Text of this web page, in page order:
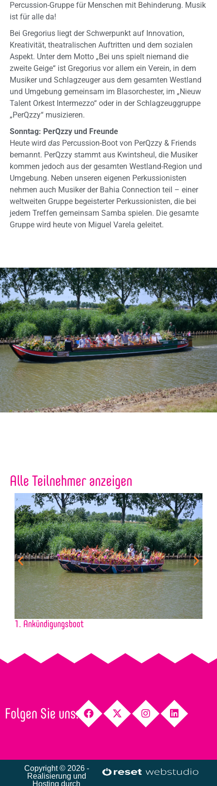
Percussion-Gruppe für Menschen mit Behinderung. Musik
ist für alle da!
Bei Gregorius liegt der Schwerpunkt auf Innovation,
Kreativität, theatralischen Auftritten und dem sozialen
Aspekt. Unter dem Motto „Bei uns spielt niemand die
zweite Geige“ ist Gregorius vor allem ein Verein, in dem
Musiker und Schlagzeuger aus dem gesamten Westland
und Umgebung gemeinsam im Blasorchester, im „Nieuw
Talent Orkest Intermezzo“ oder in der Schlagzeuggruppe
„PerQzzy“ musizieren.
Sonntag: PerQzzy und Freunde
Heute wird das Percussion-Boot von PerQzzy & Friends
bemannt. PerQzzy stammt aus Kwintsheul, die Musiker
kommen jedoch aus der gesamten Westland-Region und
Umgebung. Neben unseren eigenen Perkussionisten
nehmen auch Musiker der Bahia Connection teil – einer
weltweiten Gruppe begeisterter Perkussionisten, die bei
jedem Treffen gemeinsam Samba spielen. Die gesamte
Gruppe wird heute von Miguel Varela geleitet.
Alle Teilnehmer anzeigen
1. Ankündigungsboot
Folgen Sie uns:
Copyright © 2026 -
Realisierung und
Hosting durch